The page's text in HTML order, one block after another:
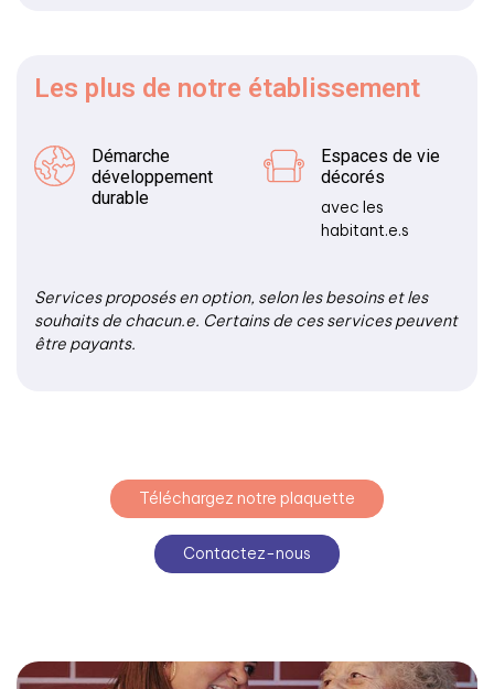
Les plus de notre établissement
Démarche
développement
durable
Espaces de vie
décorés
avec les
habitant.e.s
Services proposés en option, selon les besoins et les
souhaits de chacun.e. Certains de ces services peuvent
être payants.
Téléchargez notre plaquette
Contactez-nous